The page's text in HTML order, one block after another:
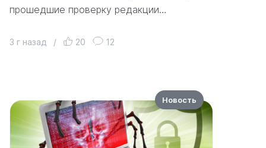
прошедшие проверку редакции…
3 г назад / 20 12
Новость